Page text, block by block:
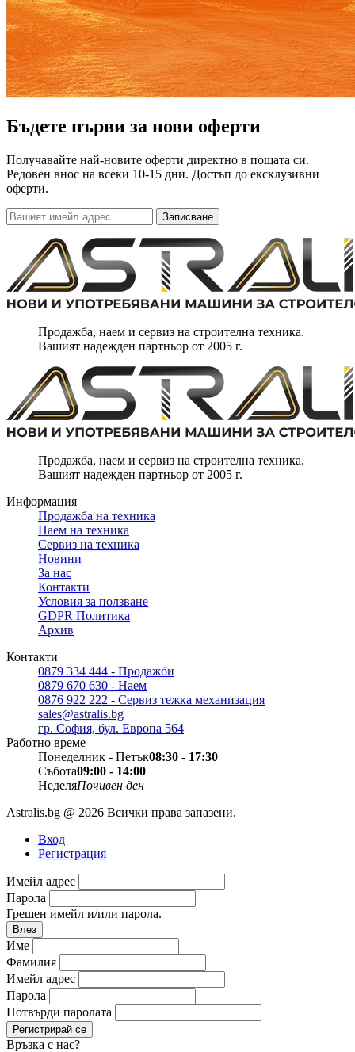
Бъдете първи за нови оферти
Получавайте най-новите оферти директно в пощата си.
Редовен внос на всеки 10-15 дни. Достъп до ексклузивни
оферти.
Записване
Продажба, наем и сервиз на строителна техника.
Вашият надежден партньор от 2005 г.
Продажба, наем и сервиз на строителна техника.
Вашият надежден партньор от 2005 г.
Информация
Продажба на техника
Наем на техника
Сервиз на техника
Новини
За нас
Контакти
Условия за ползване
GDPR Политика
Архив
Контакти
0879 334 444 - Продажби
0879 670 630 - Наем
0876 922 222 - Сервиз тежка механизация
sales@astralis.bg
гр. София, бул. Европа 564
Работно време
Понеделник - Петък08:30 - 17:30
Събота09:00 - 14:00
НеделяПочивен ден
Astralis.bg @ 2026 Всички права запазени.
Вход
Регистрация
Имейл адрес
Парола
Грешен имейл и/или парола.
Влез
Име
Фамилия
Имейл адрес
Парола
Потвърди паролата
Регистрирай се
Връзка с нас?